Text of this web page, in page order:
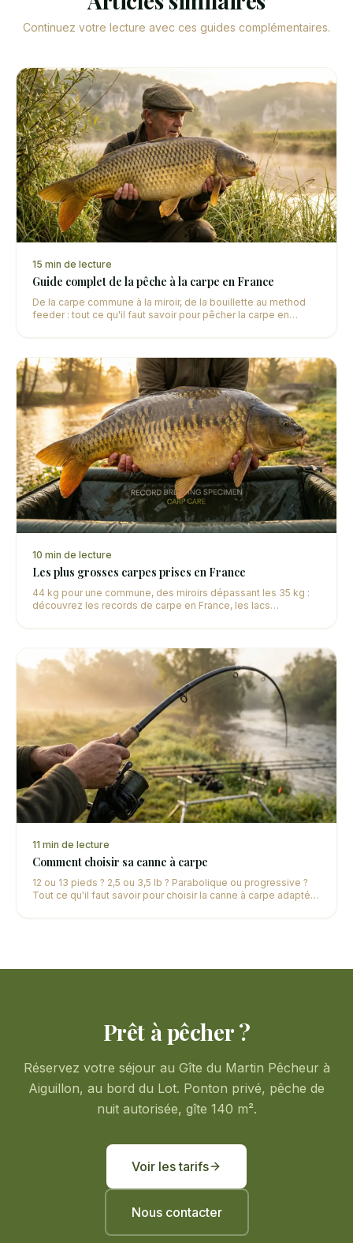
Continuez votre lecture avec ces guides complémentaires.
15 min de lecture
Guide complet de la pêche à la carpe en France
De la carpe commune à la miroir, de la bouillette au method
feeder : tout ce qu'il faut savoir pour pêcher la carpe en
10 min de lecture
Les plus grosses carpes prises en France
44 kg pour une commune, des miroirs dépassant les 35 kg :
découvrez les records de carpe en France, les lacs
exceptionnelles.
11 min de lecture
Comment choisir sa canne à carpe
12 ou 13 pieds ? 2,5 ou 3,5 lb ? Parabolique ou progressive ?
Tout ce qu'il faut savoir pour choisir la canne à carpe adaptée
Prêt à pêcher ?
Réservez votre séjour au Gîte du Martin Pêcheur à
Aiguillon, au bord du Lot. Ponton privé, pêche de
nuit autorisée, gîte 140 m².
Voir les tarifs
Nous contacter